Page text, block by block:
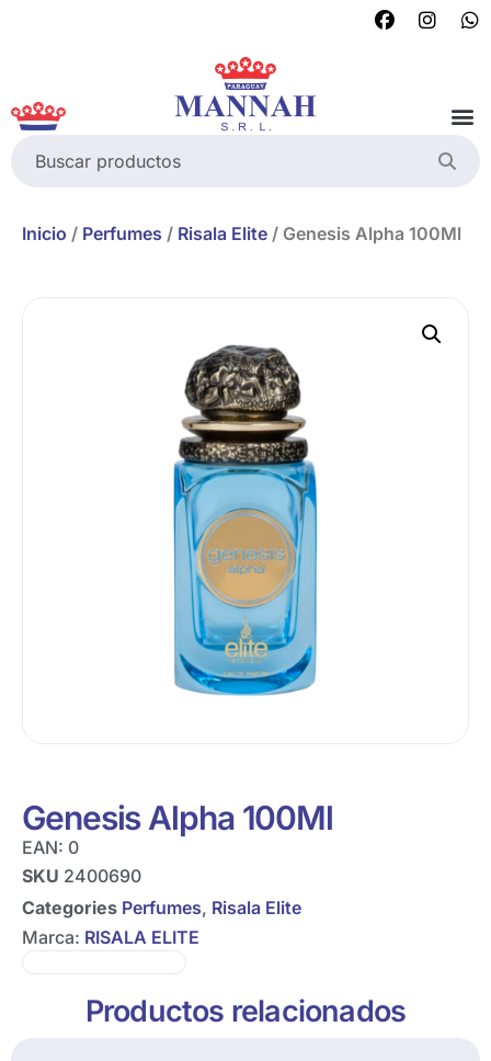
Inicio / Perfumes / Risala Elite / Genesis Alpha 100Ml
Genesis Alpha 100Ml
EAN: 0
SKU 2400690
Categories Perfumes, Risala Elite
Marca: RISALA ELITE
Productos relacionados